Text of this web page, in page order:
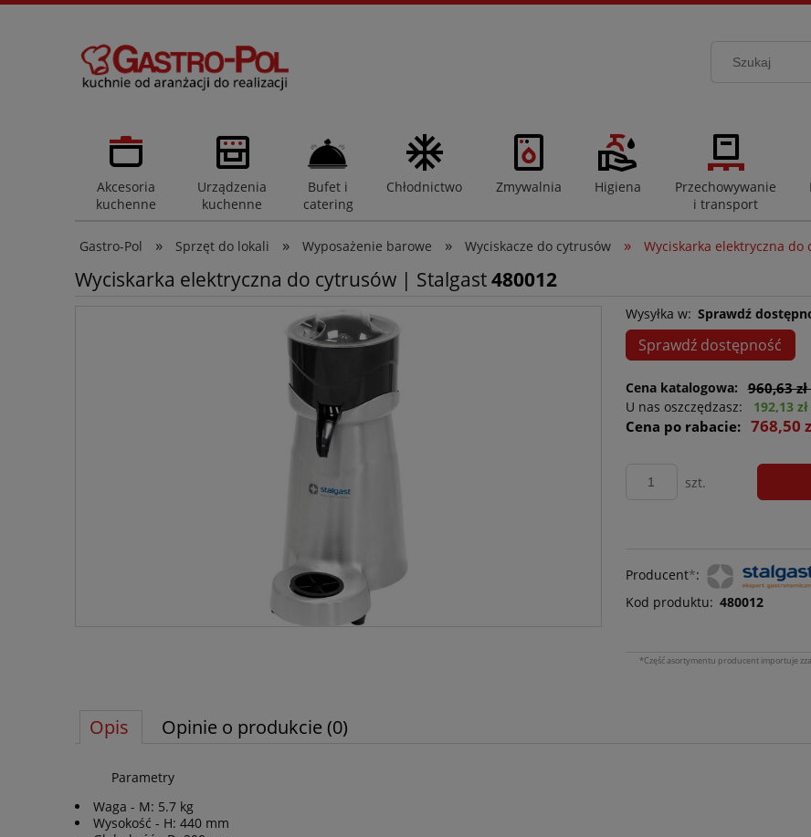
Akcesoria
kuchenne
Urządzenia
kuchenne
Bufet i
catering
Chłodnictwo Zmywalnia Higiena
Przechowywanie
i transport
Gastro-Pol » Sprzęt do lokali » Wyposażenie barowe » Wyciskacze do cytrusów » Wyciskarka elektryczna
Wyciskarka elektryczna do cytrusów | Stalgast480012
Wysyłka w: Sprawdź
Sprawdź dostępność
Cena katalogowa: 960,63
U nas oszczędzasz: 192,13
Cena po rabacie: 768,50
szt.
Producent*:
Kod produktu: 480012
*Część asortymentu producent importuje
Opis Opinie o produkcie (0)
Parametry
Waga - M: 5.7 kg
Wysokość - H: 440 mm